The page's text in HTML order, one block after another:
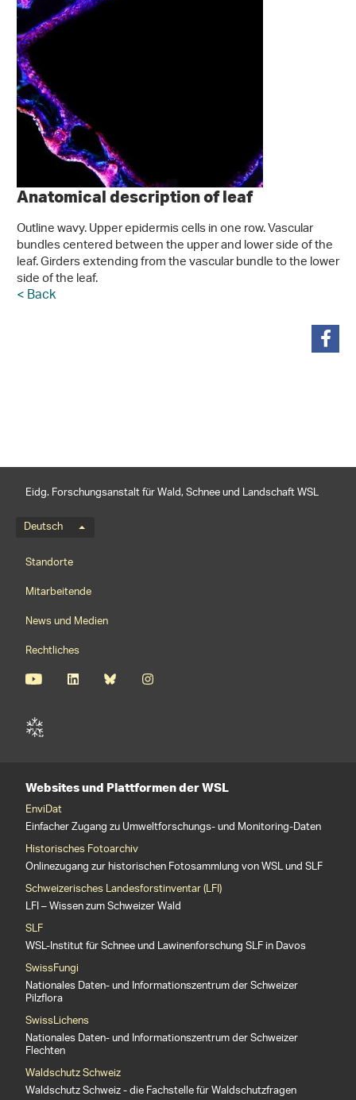
Anatomical description of leaf
Outline wavy. Upper epidermis cells in one row. Vascular
bundles centered between the upper and lower side of the
leaf. Girders extending from the vascular bundle to the lower
side of the leaf.
< Back
Eidg. Forschungsanstalt für Wald, Schnee und Landschaft WSL
Sprachmenü
Deutsch
Footernavigation
Standorte
Mitarbeitende
News und Medien
Rechtliches
Websites und Plattformen der WSL
EnviDat
Einfacher Zugang zu Umweltforschungs- und Monitoring-Daten
Historisches Fotoarchiv
Onlinezugang zur historischen Fotosammlung von WSL und SLF
Schweizerisches Landesforstinventar (LFI)
LFI – Wissen zum Schweizer Wald
SLF
WSL-Institut für Schnee und Lawinenforschung SLF in Davos
SwissFungi
Nationales Daten- und Informationszentrum der Schweizer
Pilzflora
SwissLichens
Nationales Daten- und Informationszentrum der Schweizer
Flechten
Waldschutz Schweiz
Waldschutz Schweiz - die Fachstelle für Waldschutzfragen